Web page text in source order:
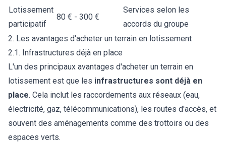
Lotissement
participatif
80 € - 300 €
Services selon les
accords du groupe
2. Les avantages d'acheter un terrain en lotissement
2.1. Infrastructures déjà en place
L'un des principaux avantages d'acheter un terrain en
lotissement est que les infrastructures sont déjà en
place. Cela inclut les raccordements aux réseaux (eau,
électricité, gaz, télécommunications), les routes d'accès, et
souvent des aménagements comme des trottoirs ou des
espaces verts.